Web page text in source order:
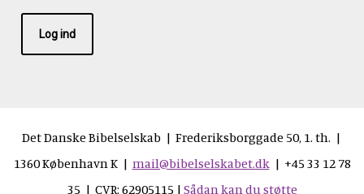
Log ind
Det Danske Bibelselskab | Frederiksborggade 50, 1. th. |
1360 København K | mail@bibelselskabet.dk| +45 33 12 78
35 | CVR: 62905115 | Sådan kan du støtte